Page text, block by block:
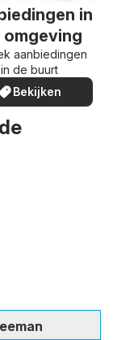
in
omgeving
aanbiedingen
in de buurt
Bekijken